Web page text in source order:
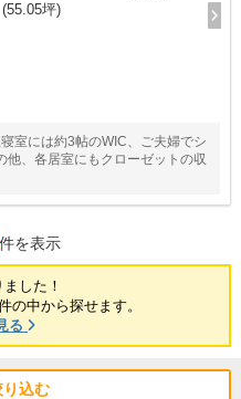
(55.05坪)
室には約3帖のWIC、ご夫婦でシ
他、各居室にもクローゼットの収
件を表示
した！
の中から探せます。
る
込む